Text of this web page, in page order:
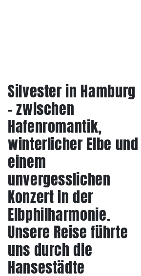
Silvester in Hamburg
– zwischen
Hafenromantik,
winterlicher Elbe und
einem
unvergesslichen
Konzert in der
Elbphilharmonie.
Unsere Reise führte
uns durch die
Hansestädte